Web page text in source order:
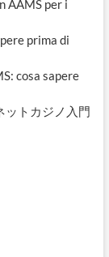
AAMS per i
prima di
cosa sapere
ットカジノ入門